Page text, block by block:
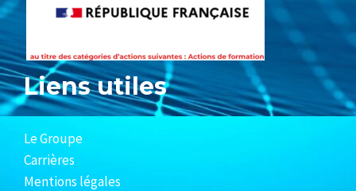
Liens utiles
Le Groupe
Carrières
Mentions légales